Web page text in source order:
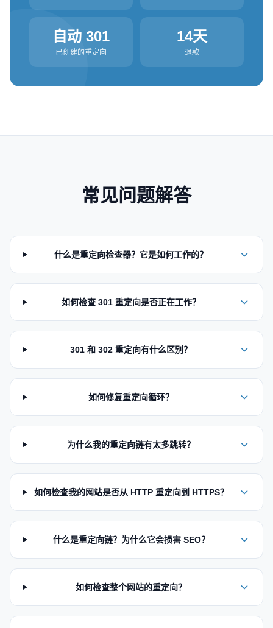
自动 301
已创建的重定向
14天
退款
常见问题解答
什么是重定向检查器？它是如何工作的？
如何检查 301 重定向是否正在工作？
301 和 302 重定向有什么区别？
如何修复重定向循环？
为什么我的重定向链有太多跳转？
如何检查我的网站是否从 HTTP 重定向到 HTTPS？
什么是重定向链？为什么它会损害 SEO？
如何检查整个网站的重定向？